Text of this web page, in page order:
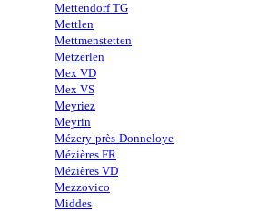
Mettendorf TG
Mettlen
Mettmenstetten
Metzerlen
Mex VD
Mex VS
Meyriez
Meyrin
Mézery-près-Donneloye
Mézières FR
Mézières VD
Mezzovico
Middes